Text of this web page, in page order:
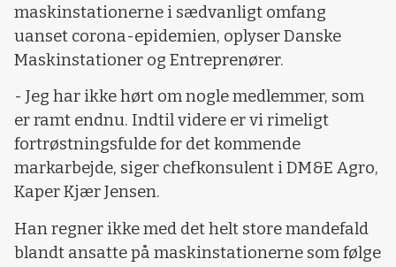
maskinstationerne i sædvanligt omfang
uanset corona-epidemien, oplyser Danske
Maskinstationer og Entreprenører.
- Jeg har ikke hørt om nogle medlemmer, som
er ramt endnu. Indtil videre er vi rimeligt
fortrøstningsfulde for det kommende
markarbejde, siger chefkonsulent i DM&E Agro,
Kaper Kjær Jensen.
Han regner ikke med det helt store mandefald
blandt ansatte på maskinstationerne som følge